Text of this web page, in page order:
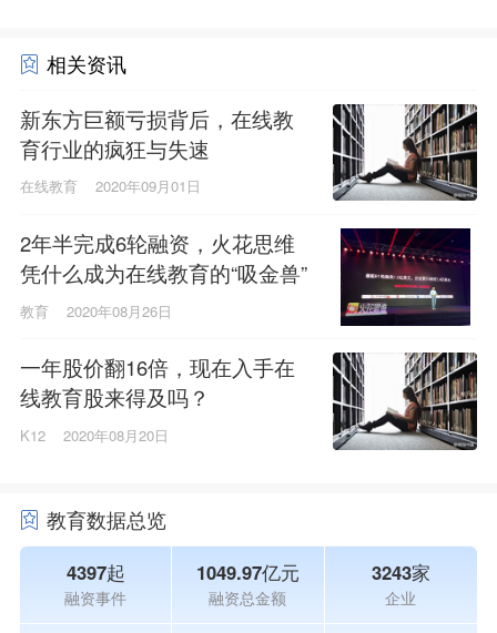
相关资讯
新东方巨额亏损背后，在线教
育行业的疯狂与失速
在线教育 2020年09月01日
2年半完成6轮融资，火花思维
凭什么成为在线教育的“吸金兽”
教育 2020年08月26日
一年股价翻16倍，现在入手在
线教育股来得及吗？
K12 2020年08月20日
教育数据总览
4397起
融资事件
1049.97亿元
融资总金额
3243家
企业